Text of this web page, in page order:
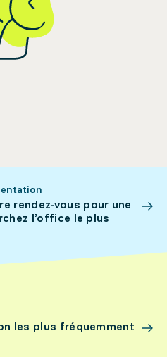
rendez-vous pour une
l’office le plus
les plus fréquemment